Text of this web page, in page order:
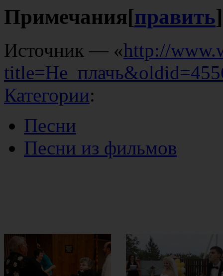
Примечания[править]
Источник — «http://
Категории:
Песни
Песни из фильмов